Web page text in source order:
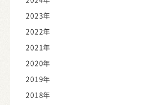
2023年
2022年
2021年
2020年
2019年
2018年